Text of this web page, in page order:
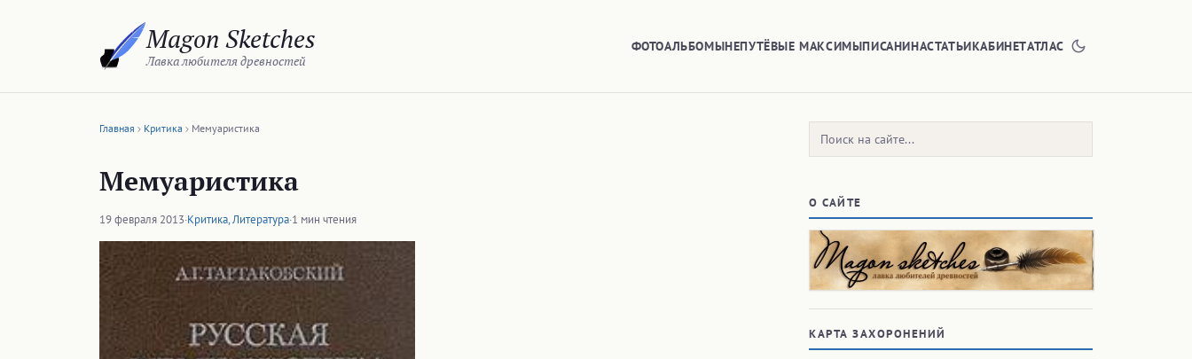
Magon Sketches
Лавка любителя древностей
ФОТОАЛЬБОМЫНЕПУТЁВЫЕ МАКСИМЫПИСАНИНАСТАТЬИКАБИНЕТАТЛАС
Главная Критика Мемуаристика
Мемуаристика
19 февраля 2013·Критика,Литература·1 мин чтения
Поиск:
О САЙТЕ
КАРТА ЗАХОРОНЕНИЙ